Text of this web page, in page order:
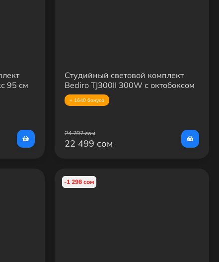
95 см
Студийный световой комплект
Bediro TJ300II 300W с октобоксом
120 см и усиленной стойкой 2.8 м
+ 1640 бонуса
24 797 сом
22 499 сом
-1 298 сом